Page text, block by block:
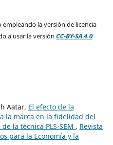
la versión de licencia
a usar la versión CC-BY-SA 4.0
Aatar, El efecto de la
la marca en la fidelidad del
la técnica PLS-SEM , Revista
para la Economía y la